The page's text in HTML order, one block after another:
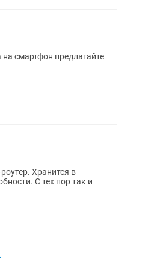
смартфон предлагайте
Хранится в
С тех пор так и